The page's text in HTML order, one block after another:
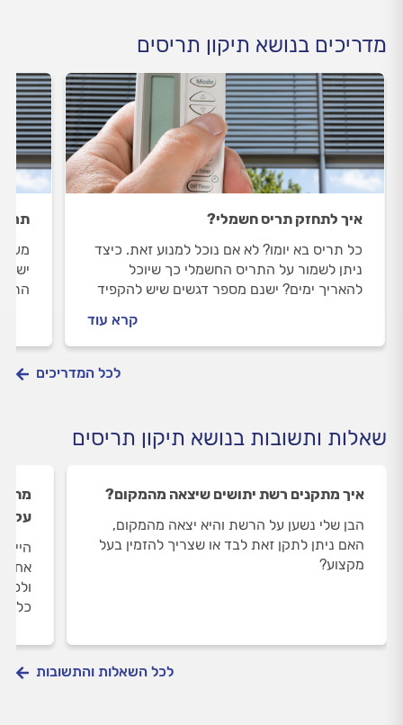
מדריכים בנושא תיקון תריסים
איך לתחזק תריס חשמלי?
כל תריס בא יומו? לא אם נוכל למנוע זאת. כיצד
ניתן לשמור על התריס החשמלי כך שיוכל
להאריך ימים? ישנם מספר דגשים שיש להקפיד
קרא עוד
לכל המדריכים
שאלות ותשובות בנושא תיקון תריסים
איך מתקנים רשת יתושים שיצאה מהמקום?
הבן שלי נשען על הרשת והיא יצאה מהמקום,
האם ניתן לתקן זאת לבד או שצריך להזמין בעל
מקצוע?
מה
היי,
אחד
כל
לכל השאלות והתשובות